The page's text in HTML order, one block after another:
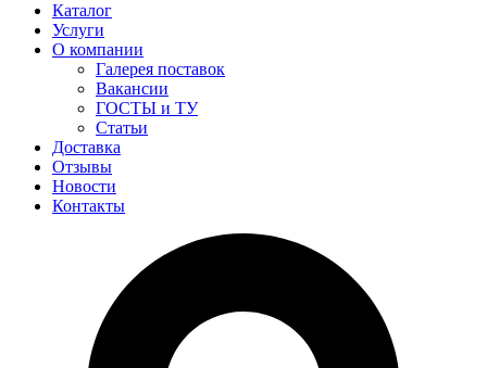
Каталог
Услуги
О компании
Галерея поставок
Вакансии
ГОСТЫ и ТУ
Статьи
Доставка
Отзывы
Новости
Контакты